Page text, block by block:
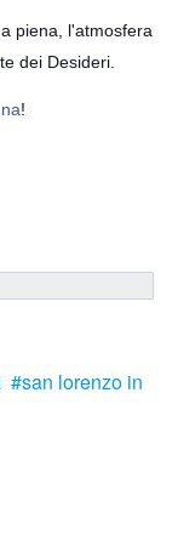
piena, l'atmosfera
dei Desideri.
!
san lorenzo in